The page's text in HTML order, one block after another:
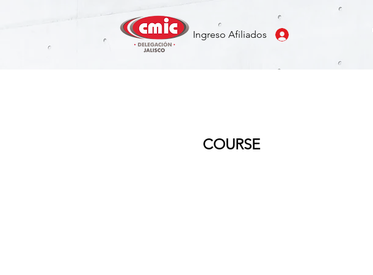
Ingreso Afiliados
COURSE